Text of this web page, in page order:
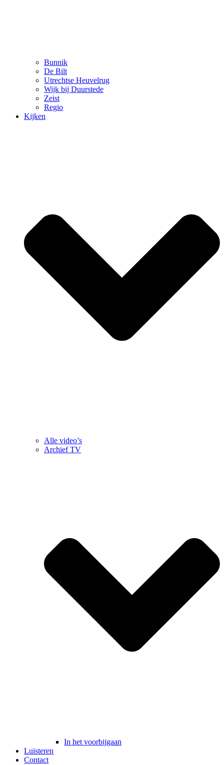
Bunnik
De Bilt
Utrechtse Heuvelrug
Wijk bij Duurstede
Zeist
Regio
Kijken
Alle video’s
Archief TV
In het voorbijgaan
Luisteren
Contact